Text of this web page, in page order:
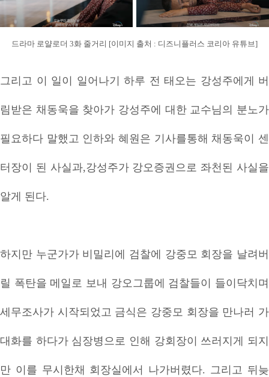
드라마 로얄로더 3화 줄거리 [이미지 출처 : 디즈니플러스 코리아 유튜브]
그리고 이 일이 일어나기 하루 전 태오는 강성주에게 버
림받은 채동욱을 찾아가 강성주에 대한 교수님의 분노가
필요하다 말했고 인하와 혜원은 기사를통해 채동욱이 센
터장이 된 사실과,강성주가 강오증권으로 좌천된 사실을
알게 된다.
하지만 누군가가 비밀리에 검찰에 강중모 회장을 날려버
릴 폭탄을 메일로 보내 강오그룹에 검찰들이 들이닥치며
세무조사가 시작되었고 금식은 강중모 회장을 만나러 가
대화를 하다가 심장병으로 인해 강회장이 쓰러지게 되지
만 이를 무시한채 회장실에서 나가버렸다. 그리고 뒤늦